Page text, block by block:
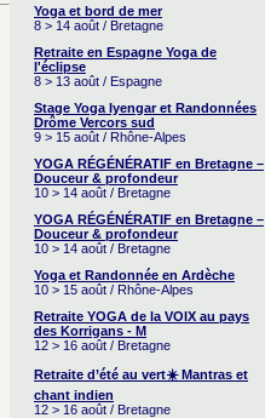
Yoga et bord de mer
8 > 14 août / Bretagne
Retraite en Espagne Yoga de
l'éclipse
8 > 13 août / Espagne
Stage Yoga Iyengar et Randonnées
Drôme Vercors sud
9 > 15 août / Rhône-Alpes
YOGA RÉGÉNÉRATIF en Bretagne –
Douceur & profondeur
10 > 14 août / Bretagne
YOGA RÉGÉNÉRATIF en Bretagne –
Douceur & profondeur
10 > 14 août / Bretagne
Yoga et Randonnée en Ardèche
10 > 15 août / Rhône-Alpes
Retraite YOGA de la VOIX au pays
des Korrigans - M
12 > 16 août / Bretagne
Retraite d’été au vert☀️ Mantras et
chant indien
12 > 16 août / Bretagne